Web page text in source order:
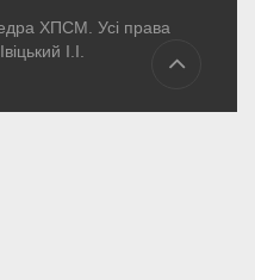
ХПСМ. Усі права
Івіцький І.І.